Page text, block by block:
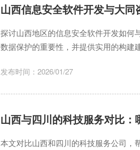
山西信息安全软件开发与大
探讨山西地区的信息安全软件开发如何
数据保护的重要性，并提供实用的构建建
发布时间：2026/01/27
山西与四川的科技服务对比：
本文对比山西和四川的科技服务公司，